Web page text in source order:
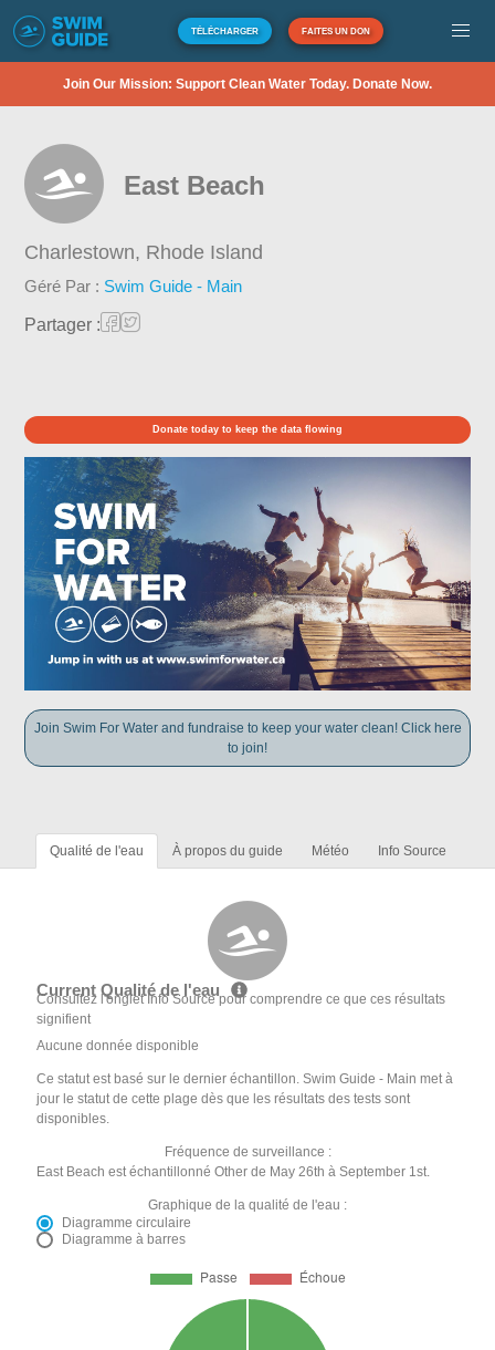
TÉLÉCHARGER FAITES UN DON
Join Our Mission: Support Clean Water Today. Donate Now.
East Beach
Charlestown, Rhode Island
Géré Par : Swim Guide - Main
Partager :
Donate today to keep the data flowing
Join Swim For Water and fundraise to keep your water clean! Click here
to join!
Qualité de l'eau À propos du guide Météo Info Source
Current Qualité de l'eau
Consultez l'onglet Info Source pour comprendre ce que ces résultats
signifient
Aucune donnée disponible
Ce statut est basé sur le dernier échantillon. Swim Guide - Main met à
jour le statut de cette plage dès que les résultats des tests sont
disponibles.
Fréquence de surveillance :
East Beach est échantillonné Other de May 26th à September 1st.
Graphique de la qualité de l'eau :
Diagramme circulaire
Diagramme à barres